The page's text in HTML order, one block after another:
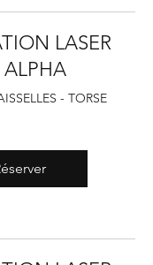
LASER
ALPHA
- TORSE